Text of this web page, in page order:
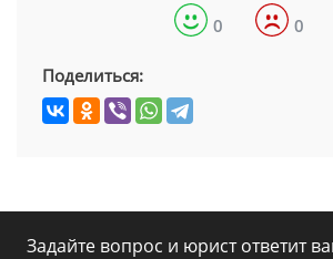
0 0
Поделиться:
Задайте вопрос и юрист ответит